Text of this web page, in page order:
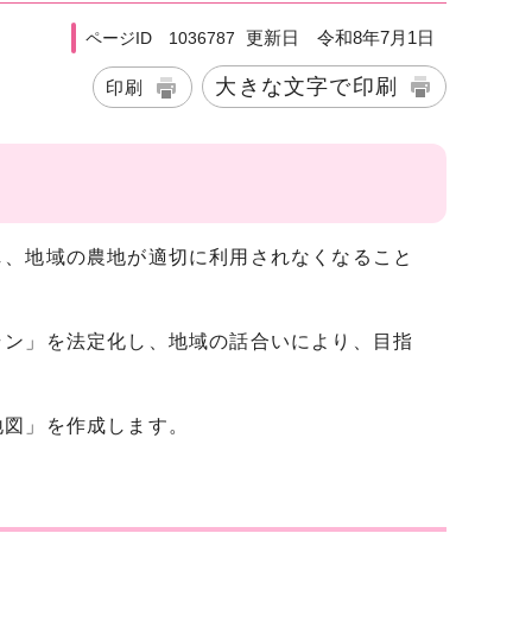
ページID 1036787 更新日 令和8年7月1日
印刷 大きな文字で印刷
地域の農地が適切に利用されなくなること
」を法定化し、地域の話合いにより、目指
」を作成します。